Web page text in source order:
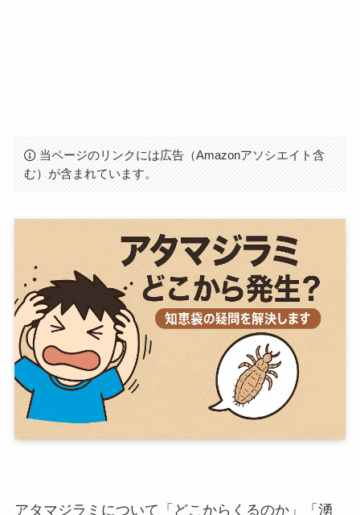
当ページのリンクには広告（Amazonアソシエイト含
む）が含まれています。
アタマジラミについて「どこからくるのか」「湧